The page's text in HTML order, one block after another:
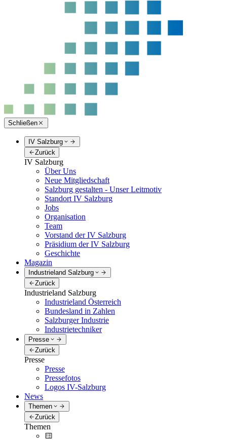
Schließen
IV Salzburg
Zurück
IV Salzburg
Über Uns
Neue Mitgliedschaft
Salzburg gestalten - Unser Leitmotiv
Standort IV Salzburg
Jobs
Organisation
Team
Vorstand der IV Salzburg
Präsidium der IV Salzburg
Geschichte
Magazin
Industrieland Salzburg
Zurück
Industrieland Salzburg
Industrieland Österreich
Bundesland in Zahlen
Salzburger Industrie
Industrietechniker
Presse
Zurück
Presse
Presse
Pressefotos
Logos IV-Salzburg
News
Themen
Zurück
Themen